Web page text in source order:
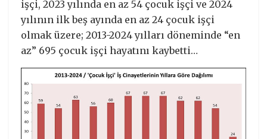
işçi, 2023 yılında en az 54 çocuk işçi ve 2024
yılının ilk beş ayında en az 24 çocuk işçi
olmak üzere; 2013-2024 yılları döneminde “en
az” 695 çocuk işçi hayatını kaybetti…